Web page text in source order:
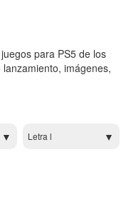
para PS5 de los
imágenes,
Letra l